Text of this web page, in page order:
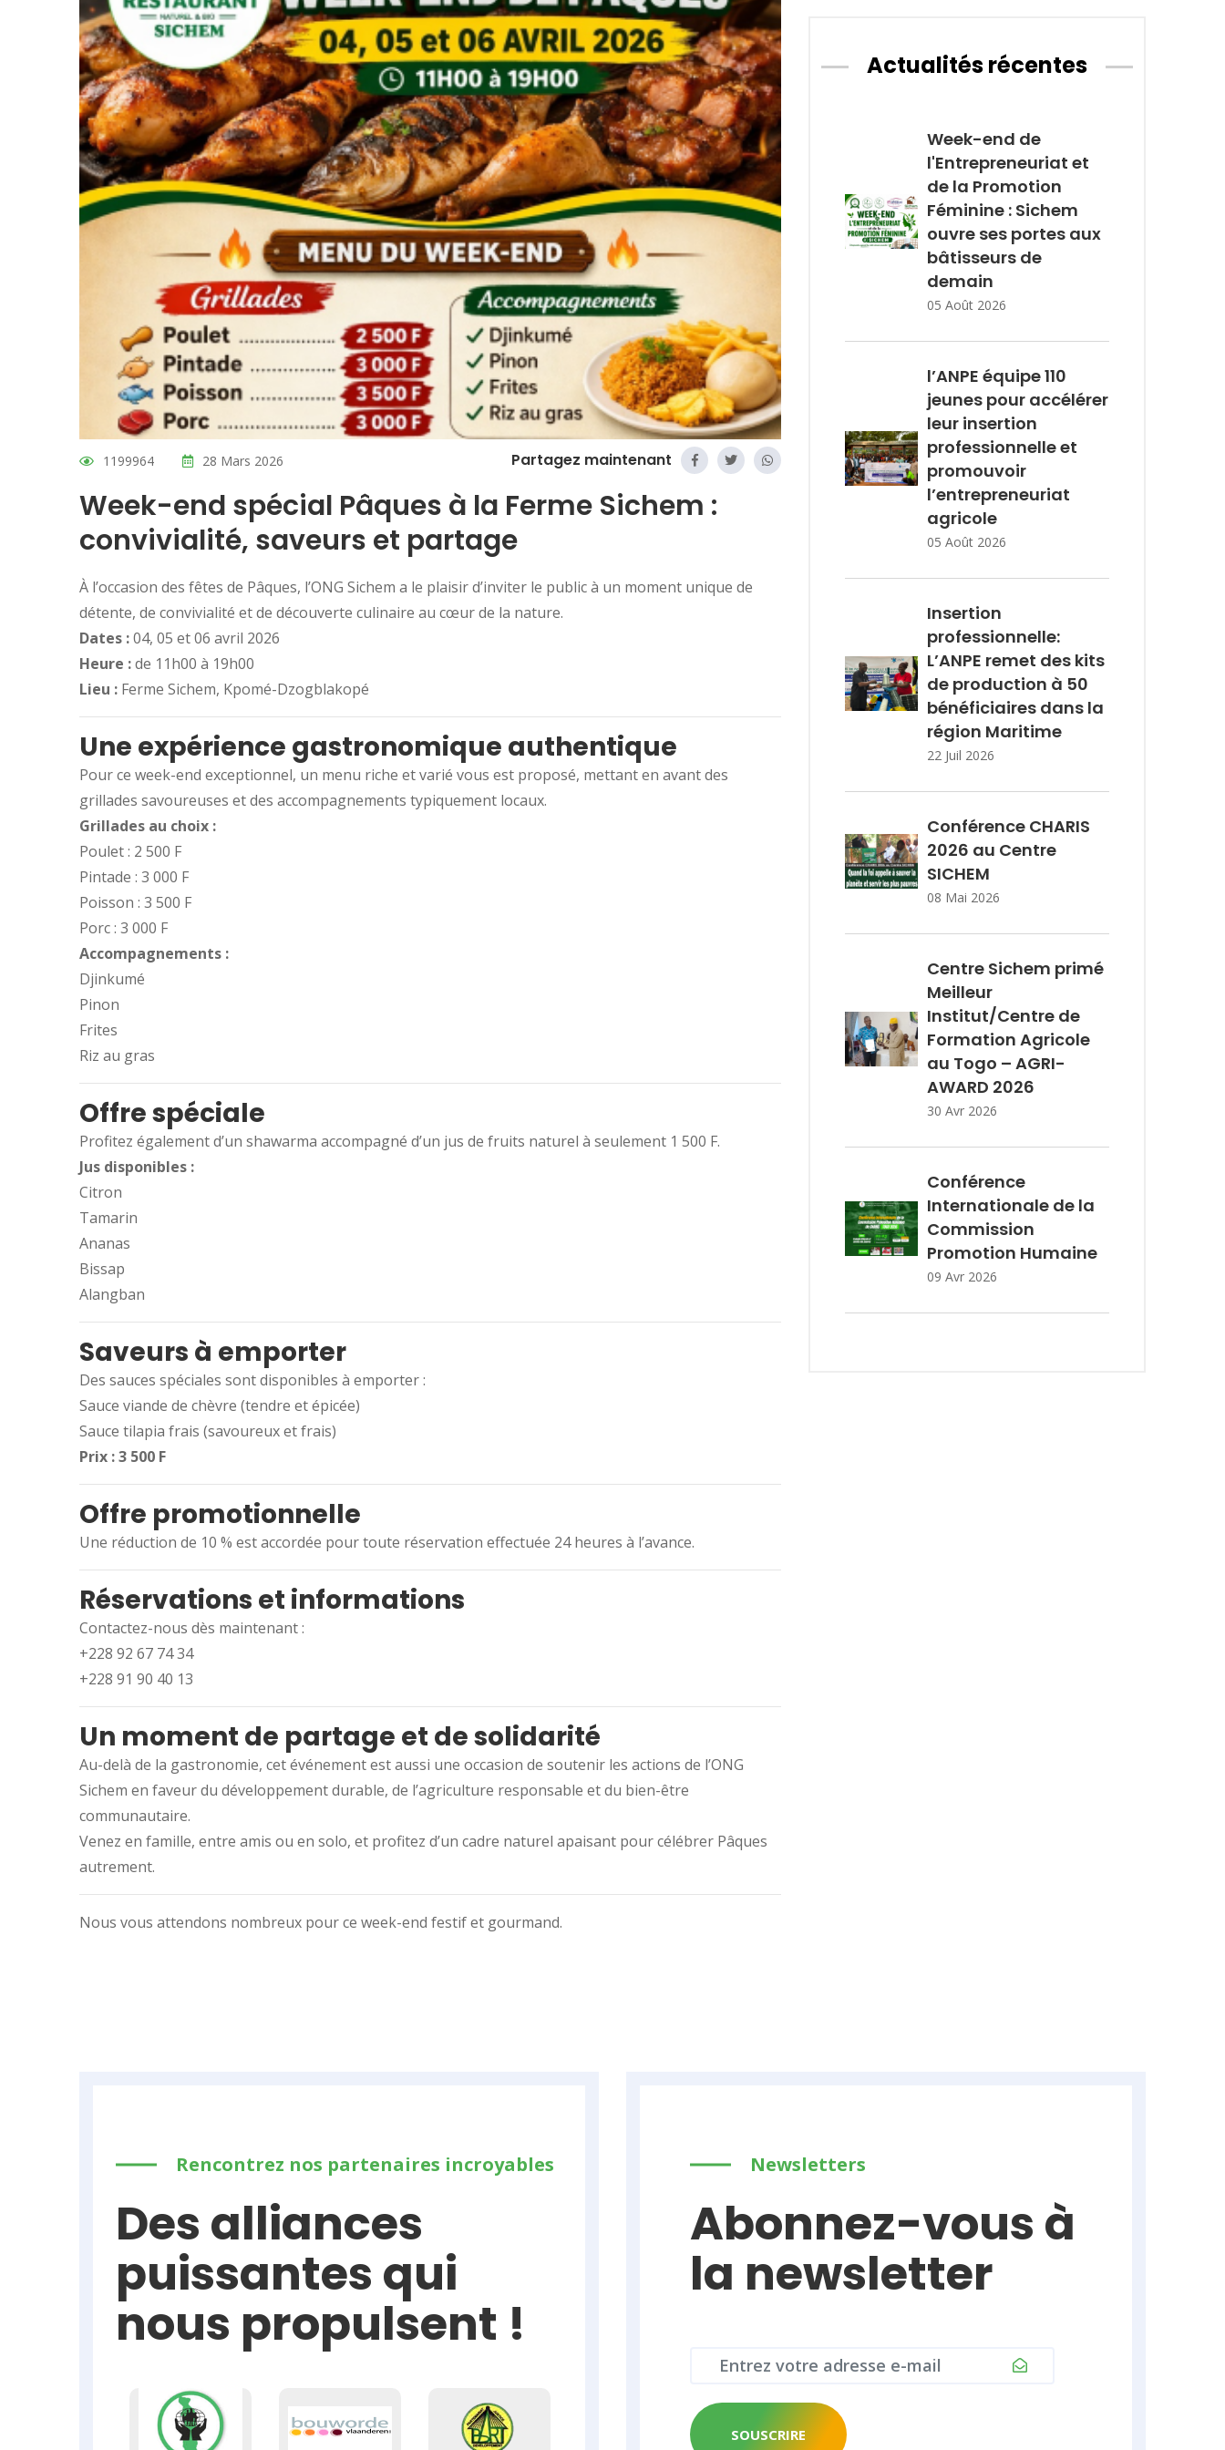
1199964 28 Mars 2026 Partagez maintenant
Week-end spécial Pâques à la Ferme Sichem :
convivialité, saveurs et partage
À l’occasion des fêtes de Pâques, l’ONG Sichem a le plaisir d’inviter le public à un moment unique de
détente, de convivialité et de découverte culinaire au cœur de la nature.
Dates :04, 05 et 06 avril 2026
Heure :de 11h00 à 19h00
Lieu : Ferme Sichem, Kpomé-Dzogblakopé
Une expérience gastronomique authentique
Pour ce week-end exceptionnel, un menu riche et varié vous est proposé, mettant en avant des
grillades savoureuses et des accompagnements typiquement locaux.
Grillades au choix :
Poulet : 2 500 F
Pintade : 3 000 F
Poisson : 3 500 F
Porc : 3 000 F
Accompagnements :
Djinkumé
Pinon
Frites
Riz au gras
Offre spéciale
Profitez également d’un shawarma accompagné d’un jus de fruits naturel à seulement 1 500 F.
Jus disponibles :
Citron
Tamarin
Ananas
Bissap
Alangban
Saveurs à emporter
Des sauces spéciales sont disponibles à emporter :
Sauce viande de chèvre (tendre et épicée)
Sauce tilapia frais (savoureux et frais)
Prix : 3 500 F
Offre promotionnelle
Une réduction de 10 % est accordée pour toute réservation effectuée 24 heures à l’avance.
Réservations et informations
Contactez-nous dès maintenant :
+228 92 67 74 34
+228 91 90 40 13
Un moment de partage et de solidarité
Au-delà de la gastronomie, cet événement est aussi une occasion de soutenir les actions de l’ONG
Sichem en faveur du développement durable, de l’agriculture responsable et du bien-être
communautaire.
Venez en famille, entre amis ou en solo, et profitez d’un cadre naturel apaisant pour célébrer Pâques
autrement.
Nous vous attendons nombreux pour ce week-end festif et gourmand.
Actualités récentes
Week-end de
l'Entrepreneuriat et
de la Promotion
Féminine : Sichem
ouvre ses portes aux
bâtisseurs de
demain
05 Août 2026
l’ANPE équipe 110
jeunes pour accélérer
leur insertion
professionnelle et
promouvoir
l’entrepreneuriat
agricole
05 Août 2026
Insertion
professionnelle:
L’ANPE remet des kits
de production à 50
bénéficiaires dans la
région Maritime
22 Juil 2026
Conférence CHARIS
2026 au Centre
SICHEM
08 Mai 2026
Centre Sichem primé
Meilleur
Institut/Centre de
Formation Agricole
au Togo – AGRI-
AWARD 2026
30 Avr 2026
Conférence
Internationale de la
Commission
Promotion Humaine
09 Avr 2026
Rencontrez nos partenaires incroyables
Des alliances
puissantes qui
nous propulsent !
Newsletters
Abonnez-vous à
la newsletter
SOUSCRIRE